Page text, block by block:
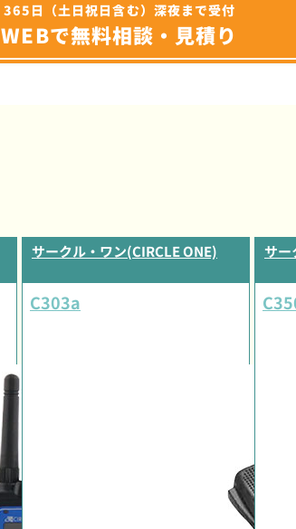
365日（土日祝日含む）深夜まで受付
WEBで無料相談・見積り
サークル・ワン(CIRCLE ONE)
C303a
サー